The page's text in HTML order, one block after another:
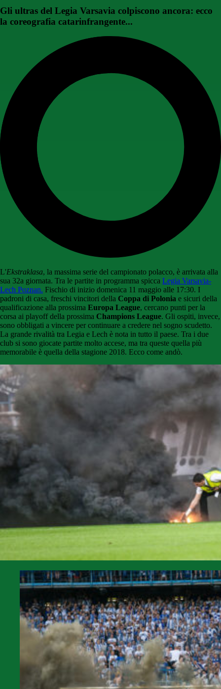
Gli ultras del Legia Varsavia colpiscono ancora: ecco
la coreografia catarinfrangente...
L'Ekstraklasa, la massima serie del campionato polacco, è arrivata alla
sua 32a giornata. Tra le partite in programma spicca Legia Varsavia-
Lech Poznan. Fischio di inizio domenica 11 maggio alle 17:30. I
padroni di casa, freschi vincitori della Coppa di Polonia e sicuri della
qualificazione alla prossima Europa League, cercano punti per la
corsa ai playoff della prossima Champions League. Gli ospiti, invece,
sono obbligati a vincere per continuare a credere nel sogno scudetto.
La grande rivalità tra Legia e Lech è nota in tutto il paese. Tra i due
club si sono giocate partite molto accese, ma tra queste quella più
memorabile è quella della stagione 2018. Ecco come andò.